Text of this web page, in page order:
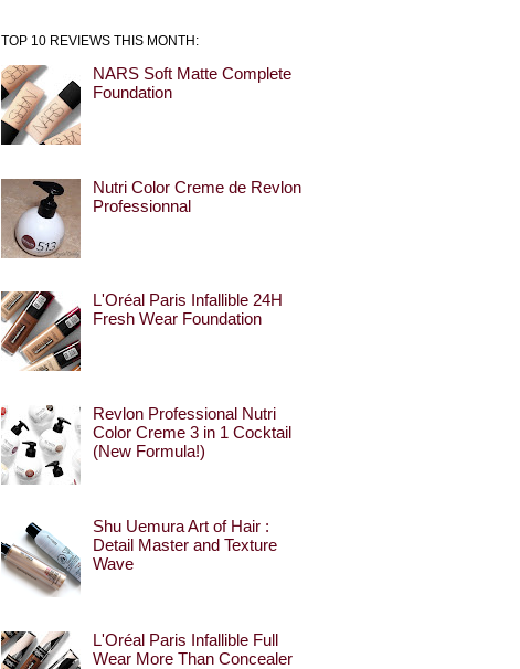
TOP 10 REVIEWS THIS MONTH:
NARS Soft Matte Complete
Foundation
Nutri Color Creme de Revlon
Professionnal
L'Oréal Paris Infallible 24H
Fresh Wear Foundation
Revlon Professional Nutri
Color Creme 3 in 1 Cocktail
(New Formula!)
Shu Uemura Art of Hair :
Detail Master and Texture
Wave
L'Oréal Paris Infallible Full
Wear More Than Concealer